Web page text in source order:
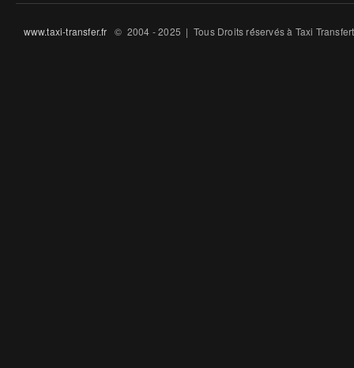
www.taxi-transfer.fr © 2004 - 2025 | Tous Droits ré́servés à Taxi